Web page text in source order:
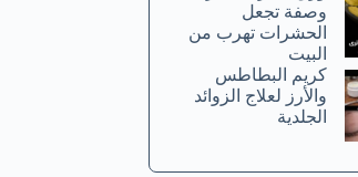
وصفة تجعل
الحشرات تهرب من
البيت
كريم البطاطس
والأرز لعلاج الزوائد
الجلدية